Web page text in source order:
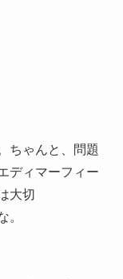
ちゃんと、問題
ディマーフィー
大切
。